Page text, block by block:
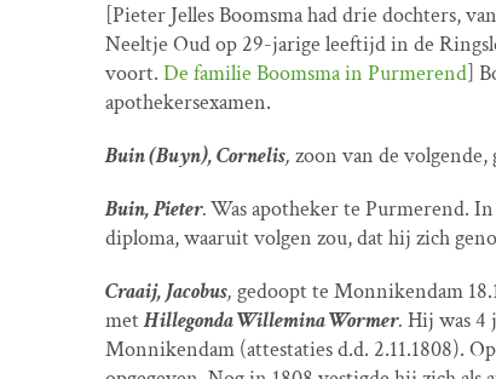
[Pieter Jelles Boomsma had drie dochters,
Neeltje Oud op 29-jarige leeftijd in de
voort. De familie Boomsma in Purmerend]
apothekersexamen.
Buin (Buyn), Cornelis, zoon van de volgende,
Buin, Pieter.Was apotheker te Purmerend.
diploma, waaruit volgen zou, dat hij zich
Craaij, Jacobus, gedoopt te Monnikendam
metHillegonda Willemina Wormer. Hij was 4
Monnikendam (attestaties d.d. 2.11.1808).